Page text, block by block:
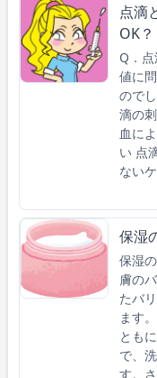
点滴
OK？
Q．
値に
ので
滴の
血に
い 点
ない
保湿
保湿
膚の
たバ
ます
とも
で、
す。